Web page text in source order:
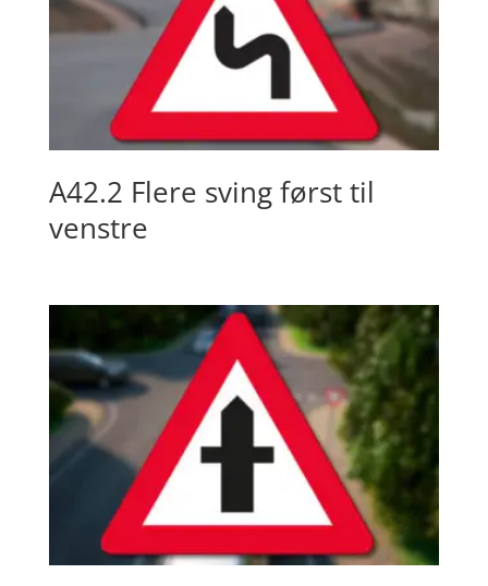
A42.2 Flere sving først til
venstre